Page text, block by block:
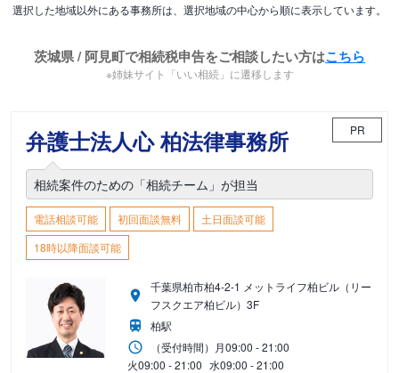
選択した地域以外にある事務所は、選択地域の中心から順に表示しています。
茨城県 / 阿見町で相続税申告をご相談したい方はこちら
※姉妹サイト「いい相続」に遷移します
弁護士法人心 柏法律事務所 PR
相続案件のための「相続チーム」が担当
電話相談可能 初回面談無料
土日面談可能
18時以降面談可能
千葉県柏市柏4-2-1 メットライフ柏ビル（リー
フスクエア柏ビル）3F
柏駅
（受付時間） 月09:00 - 21:00
火09:00 - 21:00 水09:00 - 21:00